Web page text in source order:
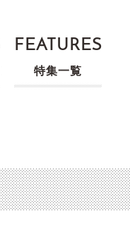
FEATURES
特集一覧